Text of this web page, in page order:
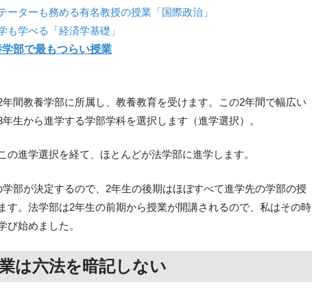
ーターも務める有名教授の授業「国際政治」
も学べる「経済学基礎」
部で最もつらい授業
間教養学部に所属し、教養教育を受けます。この2年間で幅広い
生から進学する学部学科を選択します（進学選択）。
の進学選択を経て、ほとんどが法学部に進学します。
部が決定するので、2年生の後期はほぼすべて進学先の学部の授
す。法学部は2年生の前期から授業が開講されるので、私はその時
び始めました。
は六法を暗記しない